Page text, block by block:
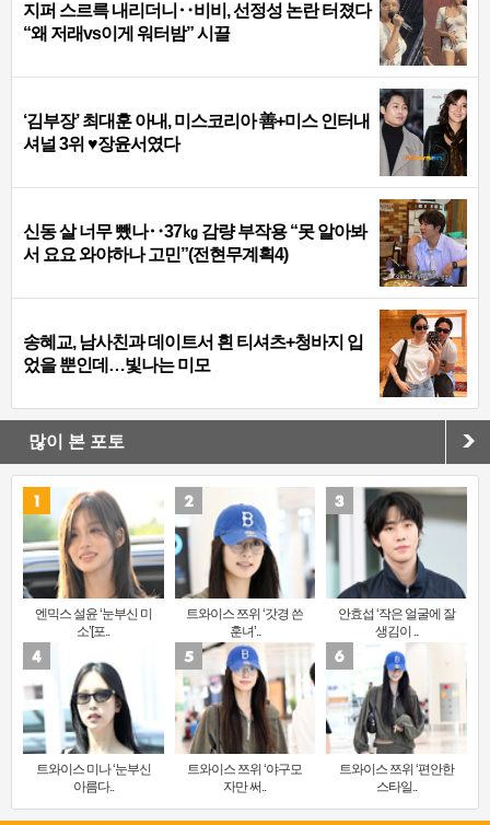
지퍼 스르륵 내리더니‥비비, 선정성 논란 터졌다
“왜 저래vs이게 워터밤” 시끌
‘김부장’ 최대훈 아내, 미스코리아 善+미스 인터내
셔널 3위 ♥장윤서였다
신동 살 너무 뺐나‥37㎏ 감량 부작용 “못 알아봐
서 요요 와야하나 고민”(전현무계획4)
송혜교, 남사친과 데이트서 흰 티셔츠+청바지 입
었을 뿐인데…빛나는 미모
많이 본 포토
엔믹스 설윤 ‘눈부신 미
소’[포..
트와이스 쯔위 ‘갓경 쓴
훈녀’..
안효섭 ‘작은 얼굴에 잘
생김이 ..
트와이스 미나 ‘눈부신
아름다..
트와이스 쯔위 ‘야구모
자만 써..
트와이스 쯔위 ‘편안한
스타일..